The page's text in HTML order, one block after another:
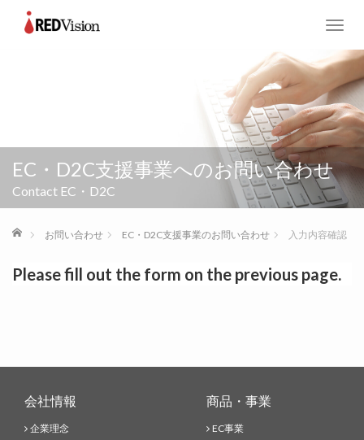
T
g
g
l
e
n
a
i
g
t
o
EC・D2C支援事業へのお問い合わせ
Contact EC・D2C
ホーム お問い合わせ EC・D2C支援事業のお問い合わせ 入力内容確認
Please fill out the form on the previous page.
会社情報
企業理念
商品・事業
EC事業